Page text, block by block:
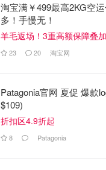
淘宝满￥499最高2KG空
多！手慢无！
羊毛返场！3重高额保障叠加
23 20 淘宝网
Patagonia官网 夏促 爆款
$109)
折扣区4.9折起
8 Patagonia